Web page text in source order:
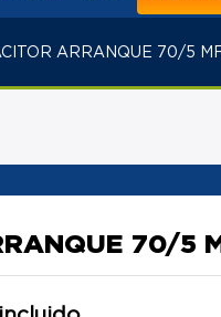
ARRANQUE 70/5
70/5